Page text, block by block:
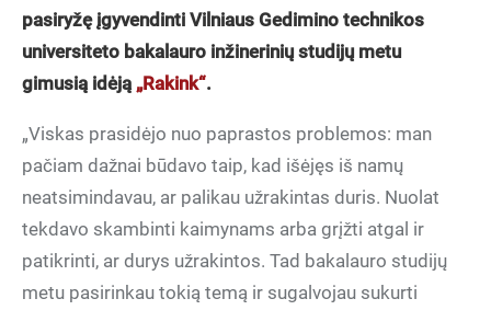
pasiryžę įgyvendinti Vilniaus Gedimino technikos
universiteto bakalauro inžinerinių studijų metu
gimusią idėją „Rakink“.
„Viskas prasidėjo nuo paprastos problemos: man
pačiam dažnai būdavo taip, kad išėjęs iš namų
neatsimindavau, ar palikau užrakintas duris. Nuolat
tekdavo skambinti kaimynams arba grįžti atgal ir
patikrinti, ar durys užrakintos. Tad bakalauro studijų
metu pasirinkau tokią temą ir sugalvojau sukurti